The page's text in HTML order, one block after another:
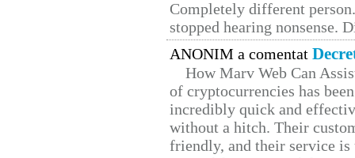
Completely different
stopped hearing nonsense.
ANONIM a comentat
How Marv Web Can
of cryptocurrencies has
incredibly quick and
without a hitch. Their
friendly, and their service